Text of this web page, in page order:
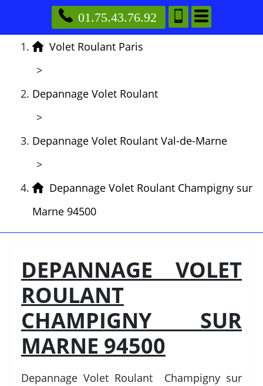
01.75.43.76.92
Volet Roulant Paris
>
Depannage Volet Roulant
>
Depannage Volet Roulant Val-de-Marne
>
Depannage Volet Roulant Champigny sur
Marne 94500
DEPANNAGE VOLET
ROULANT
CHAMPIGNY SUR
MARNE 94500
Depannage Volet Roulant Champigny sur